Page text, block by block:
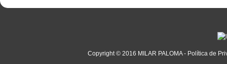
Copyright © 2016 MILAR PALOMA- Política de